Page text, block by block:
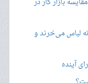
لباس می‌خرند و
آینده